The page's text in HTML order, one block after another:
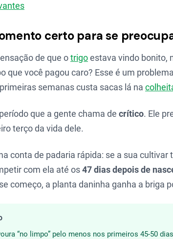
certo para se
de que otrigoestava vindo bonito,
que você pagou caro? Esse é um
semanas custa sacas lá na
que a gente chama de crítico. Ele
terço da vida dele.
conta de padaria rápida: se a sua cultivar
com ela até os47 dias depois de
começo, a planta daninha ganha a briga
“no limpo” pelo menos nos primeiros 45-50